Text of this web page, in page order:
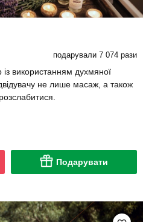
подарували 7 074 рази
використанням духмяної
не лише масаж, а також
Подарувати